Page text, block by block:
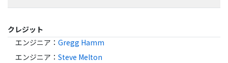
クレジット
エンジニア ： Gregg Hamm
エンジニア ： Steve Melton